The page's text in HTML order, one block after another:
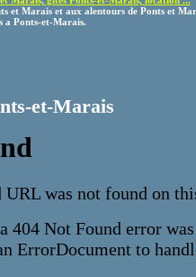
et Marais et aux alentours de Ponts et
a Ponts-et-Marais.
et-Marais